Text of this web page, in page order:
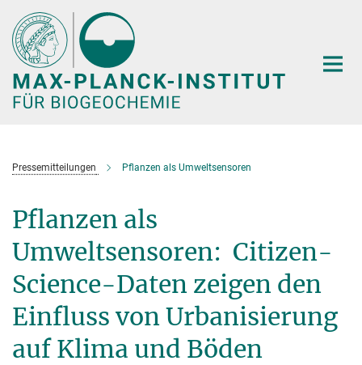
Hauptinhalt
Pressemitteilungen Pflanzen als Umweltsensoren
Pflanzen als
Umweltsensoren: Citizen-
Science-Daten zeigen den
Einfluss von Urbanisierung
auf Klima und Böden